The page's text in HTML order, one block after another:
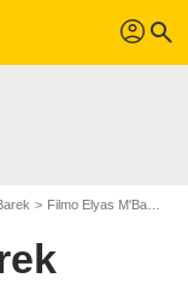
profil search
Filmo Elyas M'Barek